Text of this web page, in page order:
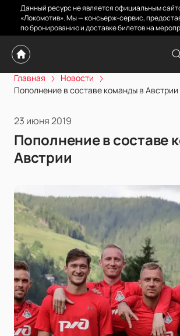
Данный ресурс не является официальным
«Локомотив». Мы — консьерж-сервис,
по бронированию и доставке билетов на
Главная
Новости
Пополнение в составе команды в Австрии
23 июня 2019
Пополнение в составе
Австрии